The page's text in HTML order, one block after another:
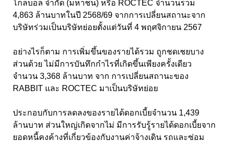
โกลบอล จำกัด (มหาชน) หรือ ROCTEC จำนวนรวม
4,863 ล้านบาทในปี 2568/69 จากการเปลี่ยนสถานะจาก
บริษัทร่วมเป็นบริษัทย่อยตั้งแต่วันที่ 4 พฤศจิกายน 2567
อย่างไรก็ตาม การเพิ่มขึ้นของรายได้รวม ถูกชดเชยบาง
ส่วนด้วย ไม่มีการบันทึกกำไรที่เกิดขึ้นเพียงครั้งเดียว
จำนวน 3,368 ล้านบาท จาก การเปลี่ยนสถานะของ
RABBIT และ ROCTEC มาเป็นบริษัทย่อย
ประกอบกับการลดลงของรายได้ดอกเบี้ยจำนวน 1,439
ล้านบาท ส่วนใหญ่เกิดจากไม่ มีการรับรู้รายได้ดอกเบี้ยจาก
ยอดหนี้คงค้างที่เกี่ยวข้องกับงานค่าจ้างเดิน รถและซ่อม